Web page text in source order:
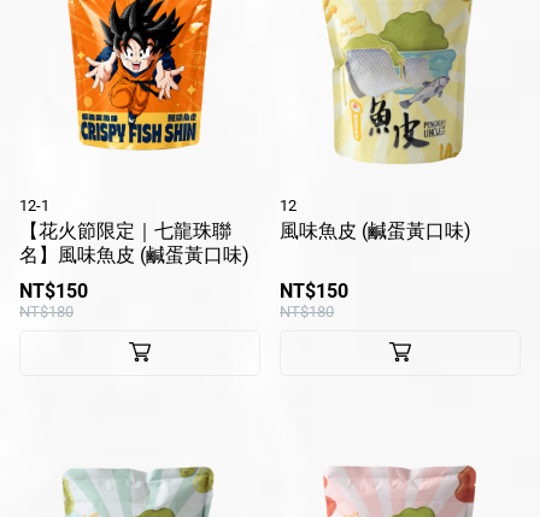
📢限時搶購｜七龍珠聯名魚皮買五送一🔥
全部商品
中元節專區
魷魚系列
休閒產品
送禮專區
花火限定冰淇淋
12-1
【花火節限定｜七龍珠聯
名】風味魚皮 (鹹蛋黃口味)
NT$150
NT$180
12
風味魚皮 (鹹蛋黃口味)
NT$150
NT$180